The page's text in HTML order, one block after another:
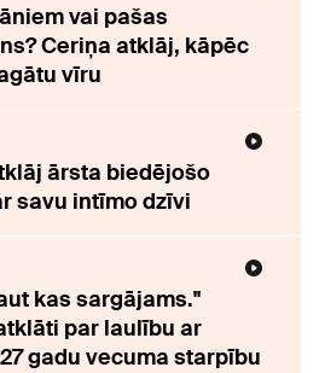
vai pašas
Ceriņa atklāj, kāpēc
vīru
ārsta biedējošo
savu intīmo dzīvi
kas sargājams."
par laulību ar
gadu vecuma starpību